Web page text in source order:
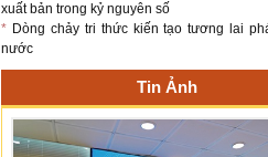
xuất bản trong kỷ nguyên số
* Dòng chảy tri thức kiến tạo tương lai
nước
Tin Ảnh